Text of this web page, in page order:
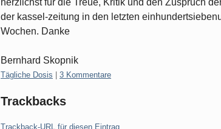
herzlichst für die Treue, Kritik und den Zuspruch
der kassel-zeitung in den letzten
Wochen. Danke
Bernhard Skopnik
Kategorien:
Tägliche Dosis 3 Kommentare
Trackbacks
Trackback-URL für diesen Eintrag